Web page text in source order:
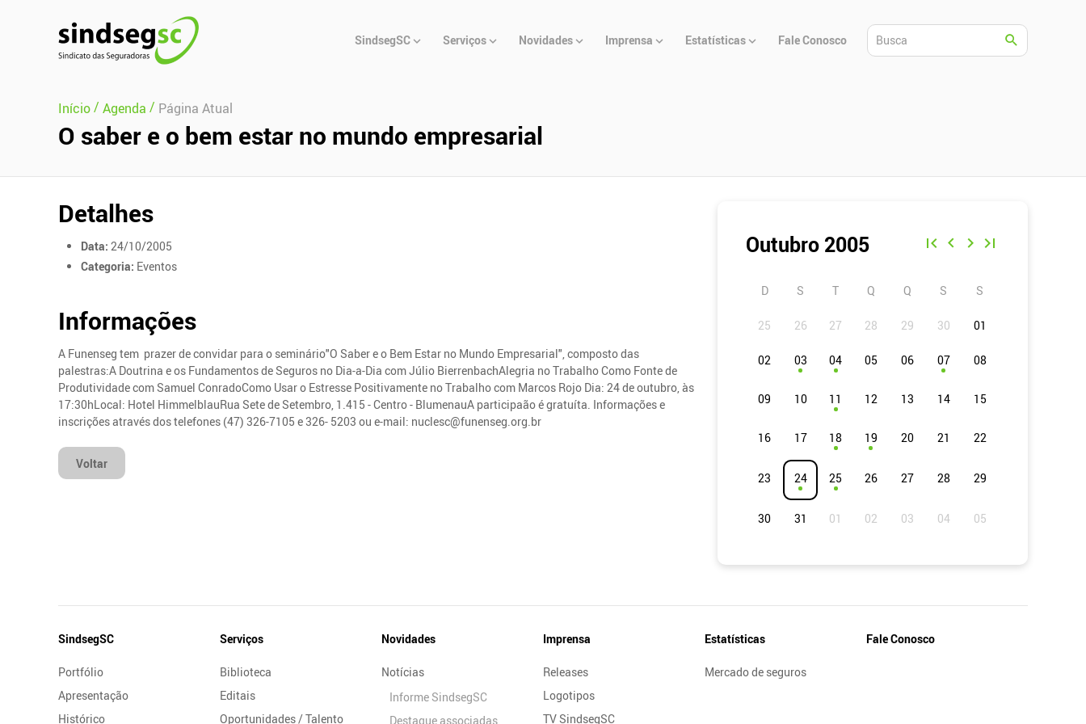
Principal
SindsegSC Serviços Novidades Imprensa Estatísticas Fale Conosco
Início/ Agenda / Página Atual
O saber e o bem estar no mundo empresarial
Outubro 2005
D S T Q Q S S
01
02 03 04 05 06 07 08
09 10 11 12 13 14 15
16 17 18 19 20 21 22
23 24 25 26 27 28 29
30 31
Detalhes
Data: 24/10/2005
Categoria: Eventos
Informações
A Funenseg tem prazer de convidar para o seminário"O Saber e o Bem Estar no Mundo Empresarial", composto das
palestras:A Doutrina e os Fundamentos de Seguros no Dia-a-Dia com Júlio BierrenbachAlegria no Trabalho Como Fonte de
Produtividade com Samuel ConradoComo Usar o Estresse Positivamente no Trabalho com Marcos Rojo Dia: 24 de outubro, às
17:30hLocal: Hotel HimmelblauRua Sete de Setembro, 1.415 - Centro - BlumenauA participaão é gratuíta. Informações e
inscrições através dos telefones (47) 326-7105 e 326- 5203 ou e-mail: nuclesc@funenseg.org.br
Voltar
Mapa
Site
SindsegSC
Portfólio
Apresentação
Histórico
Serviços
Biblioteca
Editais
Oportunidades / Talento
Novidades
Notícias
Informe SindsegSC
Destaque associadas
Imprensa
Releases
Logotipos
TV SindsegSC
Estatísticas
Mercado de seguros
Fale Conosco